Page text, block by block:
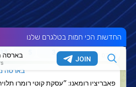
החדשות הכי חמות בטלגרם שלנו